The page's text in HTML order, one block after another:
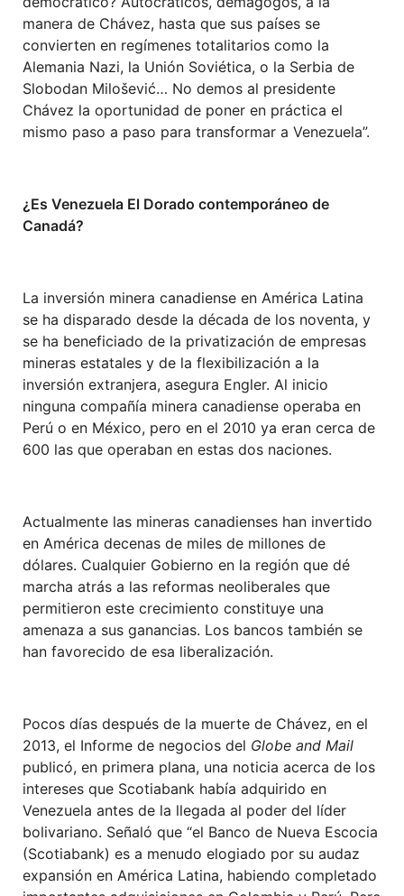
manera de Chávez, hasta que sus países se
convierten en regímenes totalitarios como la
Alemania Nazi, la Unión Soviética, o la Serbia de
Slobodan Milošević… No demos al presidente
Chávez la oportunidad de poner en práctica el
mismo paso a paso para transformar a Venezuela”.
¿Es Venezuela El Dorado contemporáneo de
Canadá?
La inversión minera canadiense en América Latina
se ha disparado desde la década de los noventa, y
se ha beneficiado de la privatización de empresas
mineras estatales y de la flexibilización a la
inversión extranjera, asegura Engler. Al inicio
ninguna compañía minera canadiense operaba en
Perú o en México, pero en el 2010 ya eran cerca de
600 las que operaban en estas dos naciones.
Actualmente las mineras canadienses han invertido
en América decenas de miles de millones de
dólares. Cualquier Gobierno en la región que dé
marcha atrás a las reformas neoliberales que
permitieron este crecimiento constituye una
amenaza a sus ganancias. Los bancos también se
han favorecido de esa liberalización.
Pocos días después de la muerte de Chávez, en el
2013, el Informe de negocios del Globe and Mail
publicó, en primera plana, una noticia acerca de los
intereses que Scotiabank había adquirido en
Venezuela antes de la llegada al poder del líder
bolivariano. Señaló que “el Banco de Nueva Escocia
(Scotiabank) es a menudo elogiado por su audaz
expansión en América Latina, habiendo completado